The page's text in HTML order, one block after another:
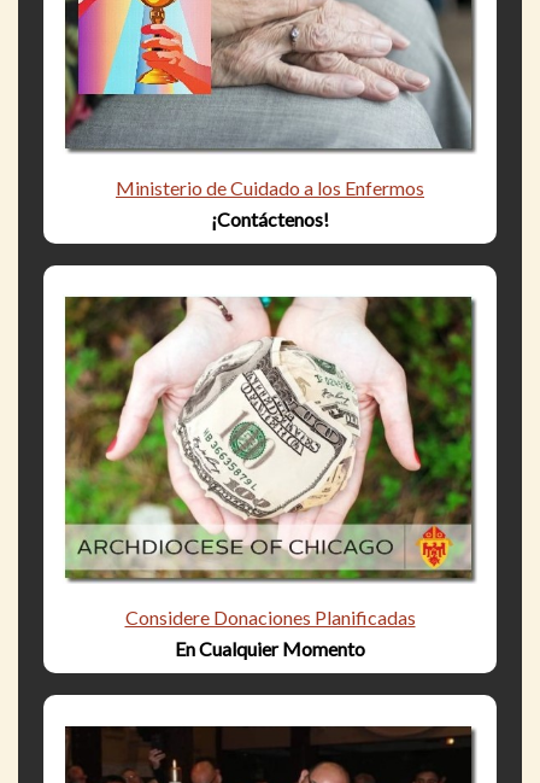
Ministerio de Cuidado a los Enfermos
¡Contáctenos!
Considere Donaciones Planificadas
En Cualquier Momento